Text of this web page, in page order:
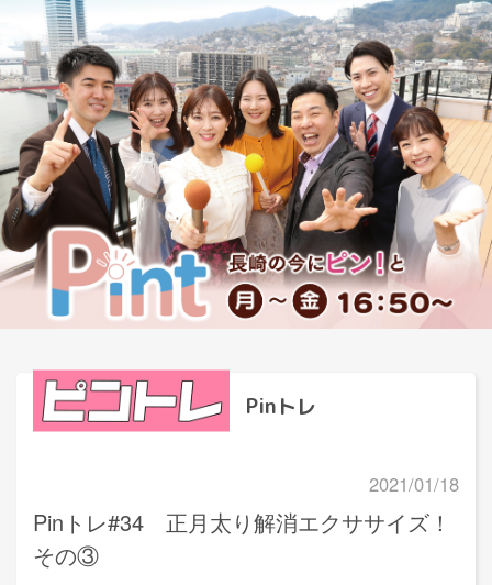
Pinトレ
2021/01/18
Pinトレ#34 正月太り解消エクササイズ！
その③